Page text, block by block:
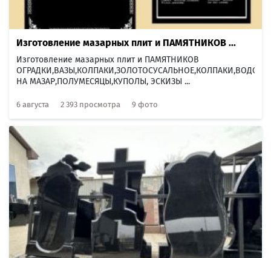
Изготовление мазарных плит и ПАМЯТНИКОВ ...
Изготовление мазарных плит и ПАМЯТНИКОВ
НА МАЗАР,ПОЛУМЕСЯЦЫ,КУПОЛЫ, ЭСКИЗЫ ...
6 августа 2 393 просмотра 9 фото